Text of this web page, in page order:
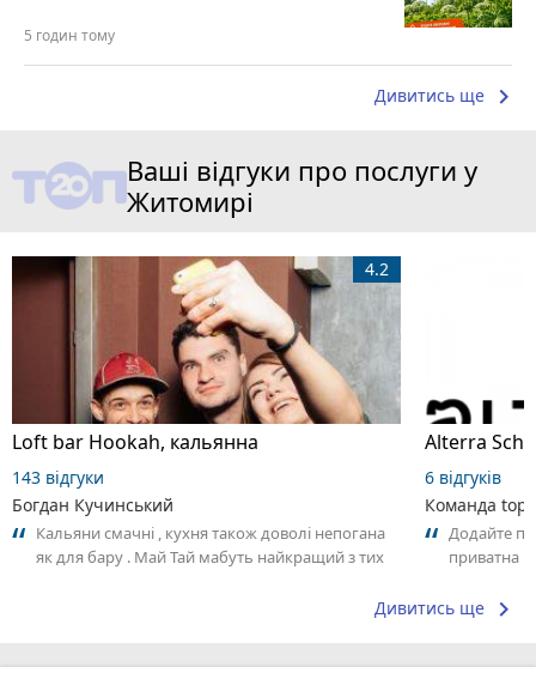
5 годин тому
Дивитись ще keyboard_arrow_right
Ваші відгуки про послуги у
Житомирі
Loft bar Hookah, кальянна
4.2
143 відгуки
Богдан Кучинський
Кальяни смачні , кухня також доволі непогана
як для бару . Май Тай мабуть найкращий з тих
6 відгуків
Команда
Додайте
приватна
Дивитись ще keyboard_arrow_right